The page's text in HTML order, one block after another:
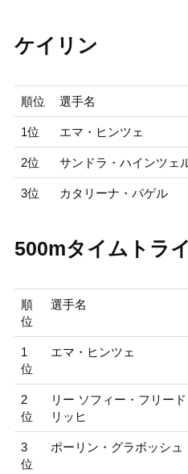
ケイリン
順位 選手名
1位 エマ・ヒンツェ
2位 サンドラ・ハインツェ
3位 カタリーナ・パゲル
500mタイムトラ
順
位
選手名
1
位
エマ・ヒンツェ
2
位
リー ソフィー・フリード
リッヒ
3
位
ポーリン・グラボッシュ